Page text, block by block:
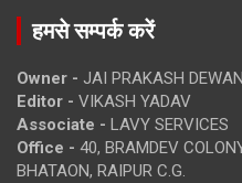
हमसे सम्पर्क करें
Owner - JAI PRAKASH
Editor - VIKASH YADAV
Associate - LAVY SERVICES
Office - 40, BRAMDEV
BHATAON, RAIPUR C.G.